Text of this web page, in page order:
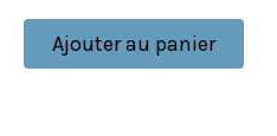
Ajouter au panier